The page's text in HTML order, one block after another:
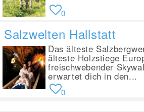
0
Salzwelten Hallstatt
Das älteste
älteste Holzstiege
freischwebender
erwartet dich in den...
0